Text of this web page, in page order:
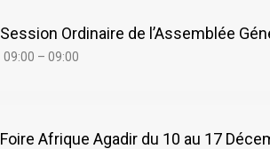
Session Ordinaire de l’Assemblée
09:00 – 09:00
Foire Afrique Agadir du 10 au 17